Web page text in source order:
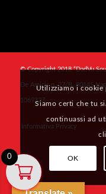
© Copyright 2018 “DadVu
De Amicis n. 27/B, 80145
1069327
Informativa Privacy
Utilizziamo i cookie
Siamo certi che tu
continuassi ad
OK
0